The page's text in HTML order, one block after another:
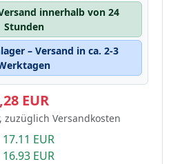
innerhalb von 24
Stunden
– Versand in ca. 2-3
EUR
zuzüglich Versandkosten
EUR
EUR